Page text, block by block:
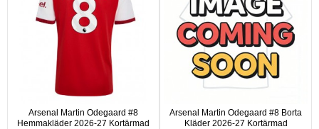
Arsenal Martin Odegaard #8
Hemmakläder 2026-27 Kortärmad
Arsenal Martin Odegaard #8 Borta
Kläder 2026-27 Kortärmad